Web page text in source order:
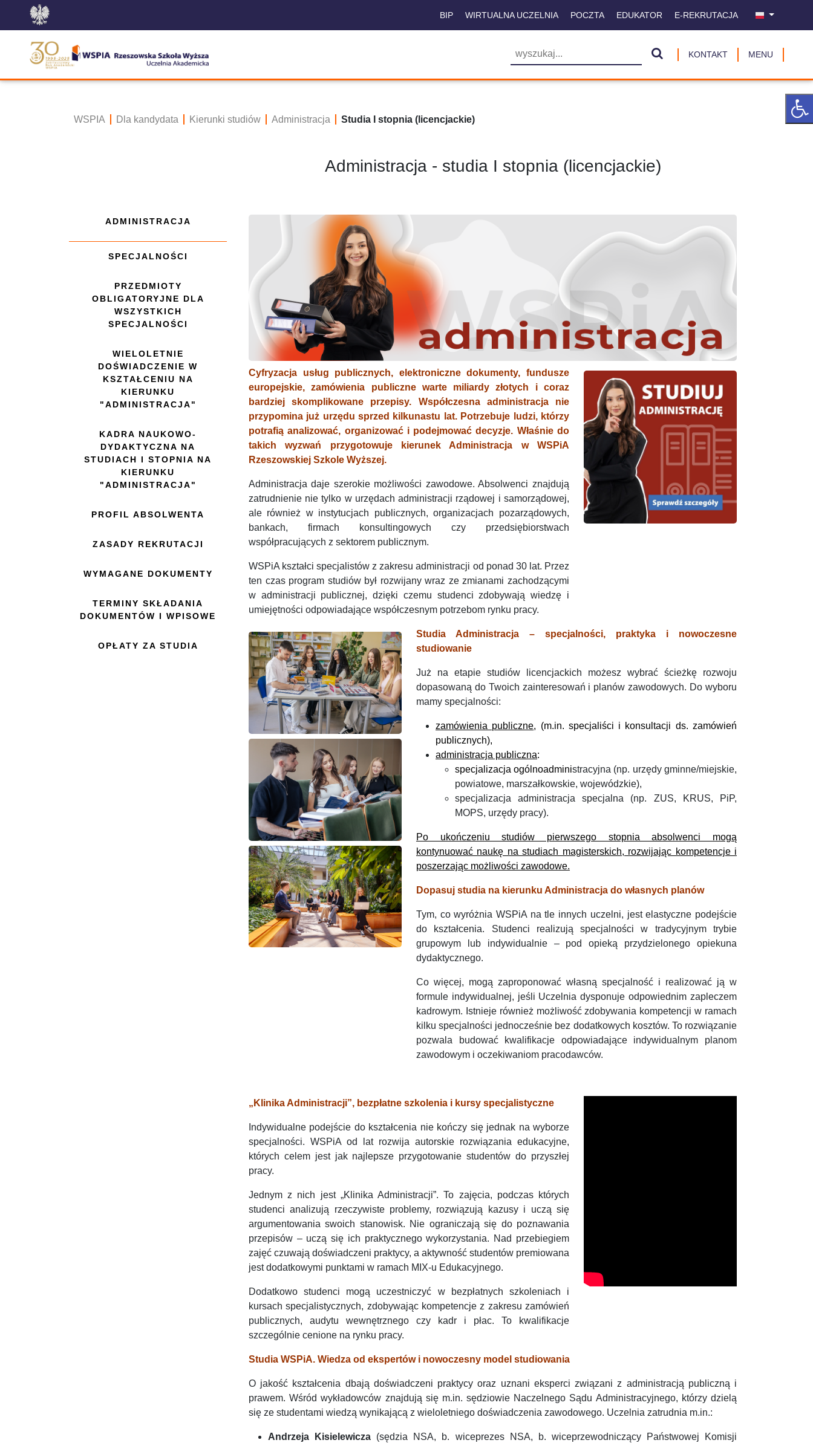
BIP WIRTUALNA UCZELNIA POCZTA EDUKATOR E-REKRUTACJA
KONTAKT MENU
WSPIA Dla kandydata Kierunki studiów Administracja Studia I stopnia (licencjackie)
ADMINISTRACJA
SPECJALNOŚCI
PRZEDMIOTY
OBLIGATORYJNE DLA
WSZYSTKICH
SPECJALNOŚCI
WIELOLETNIE
DOŚWIADCZENIE W
KSZTAŁCENIU NA
KIERUNKU
"ADMINISTRACJA"
KADRA NAUKOWO-
DYDAKTYCZNA NA
STUDIACH I STOPNIA NA
KIERUNKU
"ADMINISTRACJA"
PROFIL ABSOLWENTA
ZASADY REKRUTACJI
WYMAGANE DOKUMENTY
TERMINY SKŁADANIA
DOKUMENTÓW I WPISOWE
OPŁATY ZA STUDIA
Administracja - studia I stopnia (licencjackie)
Cyfryzacja usług publicznych, elektroniczne dokumenty, fundusze
europejskie, zamówienia publiczne warte miliardy złotych i coraz
bardziej skomplikowane przepisy. Współczesna administracja nie
przypomina już urzędu sprzed kilkunastu lat. Potrzebuje ludzi, którzy
potrafią analizować, organizować i podejmować decyzje. Właśnie do
takich wyzwań przygotowuje kierunek Administracja w WSPiA
Rzeszowskiej Szkole Wyższej.
Administracja daje szerokie możliwości zawodowe. Absolwenci znajdują
zatrudnienie nie tylko w urzędach administracji rządowej i samorządowej,
ale również w instytucjach publicznych, organizacjach pozarządowych,
bankach, firmach konsultingowych czy przedsiębiorstwach
współpracujących z sektorem publicznym.
WSPiA kształci specjalistów z zakresu administracji od ponad 30 lat. Przez
ten czas program studiów był rozwijany wraz ze zmianami zachodzącymi
w administracji publicznej, dzięki czemu studenci zdobywają wiedzę i
umiejętności odpowiadające współczesnym potrzebom rynku pracy.
Studia Administracja – specjalności, praktyka i nowoczesne
studiowanie
Już na etapie studiów licencjackich możesz wybrać ścieżkę rozwoju
dopasowaną do Twoich zainteresowań i planów zawodowych. Do wyboru
mamy specjalności:
zamówienia publiczne, (m.in. specjaliści i konsultacji ds. zamówień
publicznych),
administracja publiczna:
specjalizacja ogólnoadministracyjna (np. urzędy gminne/miejskie,
powiatowe, marszałkowskie, wojewódzkie),
specjalizacja administracja specjalna (np. ZUS, KRUS, PiP,
MOPS, urzędy pracy).
Po ukończeniu studiów pierwszego stopnia absolwenci mogą
kontynuować naukę na studiach magisterskich, rozwijając kompetencje i
poszerzając możliwości zawodowe.
Dopasuj studia na kierunku Administracja do własnych planów
Tym, co wyróżnia WSPiA na tle innych uczelni, jest elastyczne podejście
do kształcenia. Studenci realizują specjalności w tradycyjnym trybie
grupowym lub indywidualnie – pod opieką przydzielonego opiekuna
dydaktycznego.
Co więcej, mogą zaproponować własną specjalność i realizować ją w
formule indywidualnej, jeśli Uczelnia dysponuje odpowiednim zapleczem
kadrowym. Istnieje również możliwość zdobywania kompetencji w ramach
kilku specjalności jednocześnie bez dodatkowych kosztów. To rozwiązanie
pozwala budować kwalifikacje odpowiadające indywidualnym planom
zawodowym i oczekiwaniom pracodawców.
„Klinika Administracji”, bezpłatne szkolenia i kursy specjalistyczne
Indywidualne podejście do kształcenia nie kończy się jednak na wyborze
specjalności. WSPiA od lat rozwija autorskie rozwiązania edukacyjne,
których celem jest jak najlepsze przygotowanie studentów do przyszłej
pracy.
Jednym z nich jest „Klinika Administracji”. To zajęcia, podczas których
studenci analizują rzeczywiste problemy, rozwiązują kazusy i uczą się
argumentowania swoich stanowisk. Nie ograniczają się do poznawania
przepisów – uczą się ich praktycznego wykorzystania. Nad przebiegiem
zajęć czuwają doświadczeni praktycy, a aktywność studentów premiowana
jest dodatkowymi punktami w ramach MIX-u Edukacyjnego.
Dodatkowo studenci mogą uczestniczyć w bezpłatnych szkoleniach i
kursach specjalistycznych, zdobywając kompetencje z zakresu zamówień
publicznych, audytu wewnętrznego czy kadr i płac. To kwalifikacje
szczególnie cenione na rynku pracy.
Studia WSPiA. Wiedza od ekspertów i nowoczesny model studiowania
O jakość kształcenia dbają doświadczeni praktycy oraz uznani eksperci związani z administracją publiczną i
prawem. Wśród wykładowców znajdują się m.in. sędziowie Naczelnego Sądu Administracyjnego, którzy dzielą
się ze studentami wiedzą wynikającą z wieloletniego doświadczenia zawodowego. Uczelnia zatrudnia m.in.:
Andrzeja Kisielewicza (sędzia NSA, b. wiceprezes NSA, b. wiceprzewodniczący Państwowej Komisji